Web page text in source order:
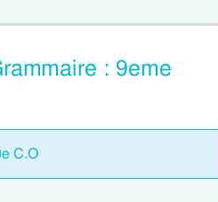
: 9eme
C.O